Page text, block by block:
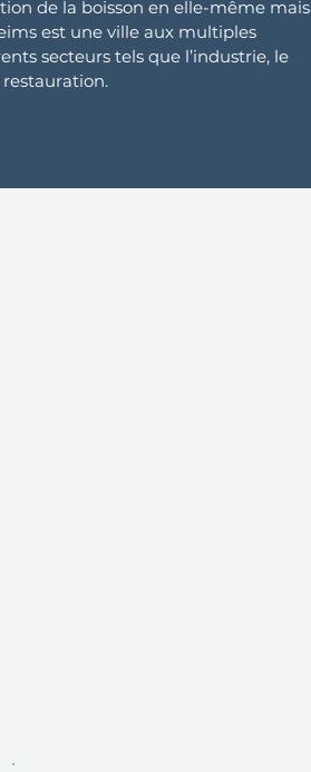
de la boisson en elle-même mais
est une ville aux multiples
secteurs tels que l’industrie, le